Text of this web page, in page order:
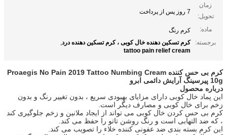
زمان
تحویل:
7 روز پس از پرداخت
ماده:
کرم رنگ
برجسته:
کرم تسکین دهنده خال کوبی ، کرم تسکین دهنده درد,
tattoo pain relief cream
کرم بی حس کننده Proaegis No Pain 2019 Tattoo Numbing Cream
10g پیرسینگ آرایش دائمی ابرو
درباره محصول
این پماد خال کوبی دارای مزایای بهبودی سریع ، بدون تغییر رنگ و بدون
زخم برای خال کوبی و مصارف دیگر است.
کرم بی حس کردن خال کوبی می تواند از ایجاد ملانین و زخم جلوگیری کند
، که ضد التهابی است و رنگ روشن تاتو را حفظ می کند.
این کرم بسته بندی ضد عفونی کننده خلاء را تصویب می کند.